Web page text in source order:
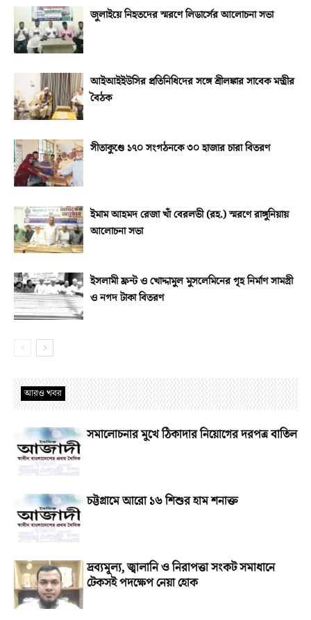
জুলাইয়ে নিহতদের স্মরণে লিডার্সের আলোচনা সভা
আইআইইউসির প্রতিনিধিদের সঙ্গে শ্রীলঙ্কার সাবেক মন্ত্রীর
বৈঠক
সীতাকুণ্ডে ১৭০ সংগঠনকে ৩০ হাজার চারা বিতরণ
ইমাম আহমদ রেজা খাঁ বেরলভী (রহ.) স্মরণে রাঙ্গুনিয়ায়
আলোচনা সভা
ইসলামী ফ্রন্ট ও খোদ্দামুল মুসলেমিনের গৃহ নির্মাণ সামগ্রী
ও নগদ টাকা বিতরণ
আরও খবর
সমালোচনার মুখে ঠিকাদার নিয়োগের দরপত্র বাতিল
চট্টগ্রামে আরো ১৬ শিশুর হাম শনাক্ত
দ্রব্যমূল্য, জ্বালানি ও নিরাপত্তা সংকট সমাধানে
টেকসই পদক্ষেপ নেয়া হোক